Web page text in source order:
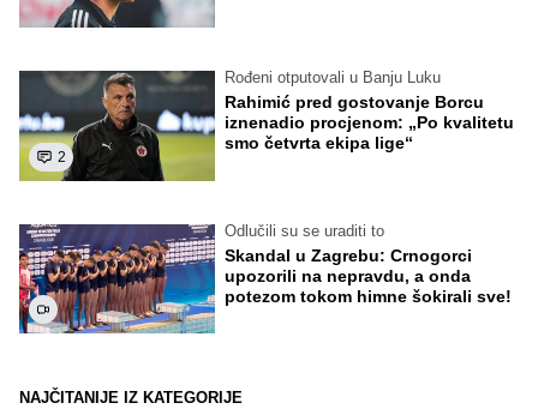
2
Rođeni otputovali u Banju Luku
Rahimić pred gostovanje Borcu
iznenadio procjenom: „Po kvalitetu
smo četvrta ekipa lige“
Odlučili su se uraditi to
Skandal u Zagrebu: Crnogorci
upozorili na nepravdu, a onda
potezom tokom himne šokirali sve!
NAJČITANIJE IZ KATEGORIJE